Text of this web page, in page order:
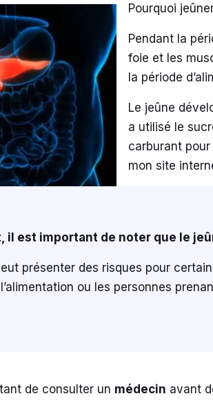
Pourquoi
Pendant la
foie et les
la période
Le jeûne
a utilisé le
carburant pour
mon site
il est important de noter que le
présenter des risques pour
ou les personnes
de consulter un médecin avant